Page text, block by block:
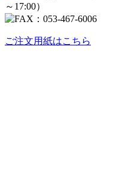
ご注文用紙はこちら